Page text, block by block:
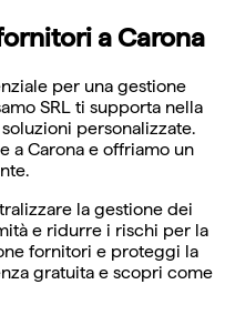
a Carona
per una gestione
SRL ti supporta nella
personalizzate.
a Carona e offriamo un
la gestione dei
e ridurre i rischi per la
fornitori e proteggi la
gratuita e scopri come